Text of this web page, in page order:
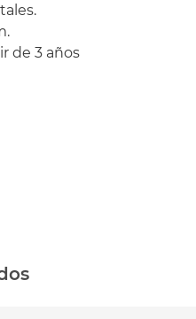
de 3 años